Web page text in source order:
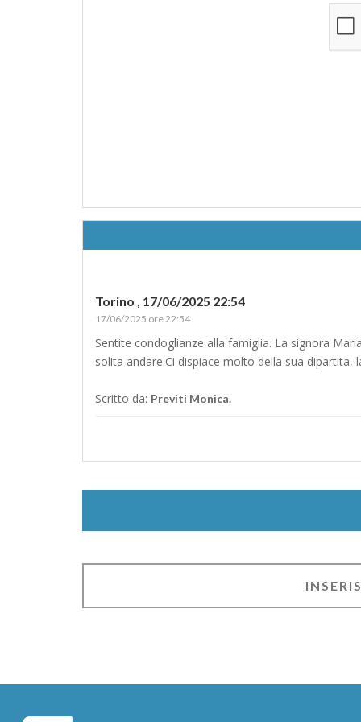
Torino , 17/06/2025 22:54
17/06/2025 ore 22:54
Sentite condoglianze alla famiglia. La signora
solita andare.Ci dispiace molto della sua
Scritto da: Previti Monica.